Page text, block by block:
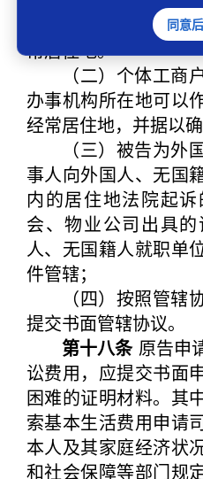
下，可以认定暂住证
常居住地。
（二）个体工商户
办事机构所在地可以
经常居住地，并据以确
（三）被告为外国
事人向外国人、无国
内的居住地法院起
会、物业公司出具
人、无国籍人就职单
件管辖；
（四）按照管辖协
提交书面管辖协议。
第十八条原告申
讼费用，应提交书面
困难的证明材料。其
索基本生活费用申请
本人及其家庭经济状
和社会保障等部门规
同意